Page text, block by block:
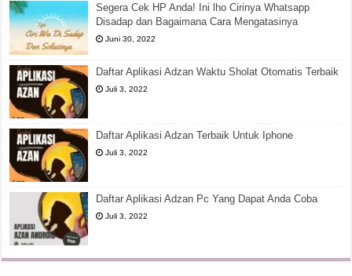
Segera Cek HP Anda! Ini lho Cirinya Whatsapp
Disadap dan Bagaimana Cara Mengatasinya
Juni 30, 2022
Daftar Aplikasi Adzan Waktu Sholat Otomatis Terbaik
Juli 3, 2022
Daftar Aplikasi Adzan Terbaik Untuk Iphone
Juli 3, 2022
Daftar Aplikasi Adzan Pc Yang Dapat Anda Coba
Juli 3, 2022